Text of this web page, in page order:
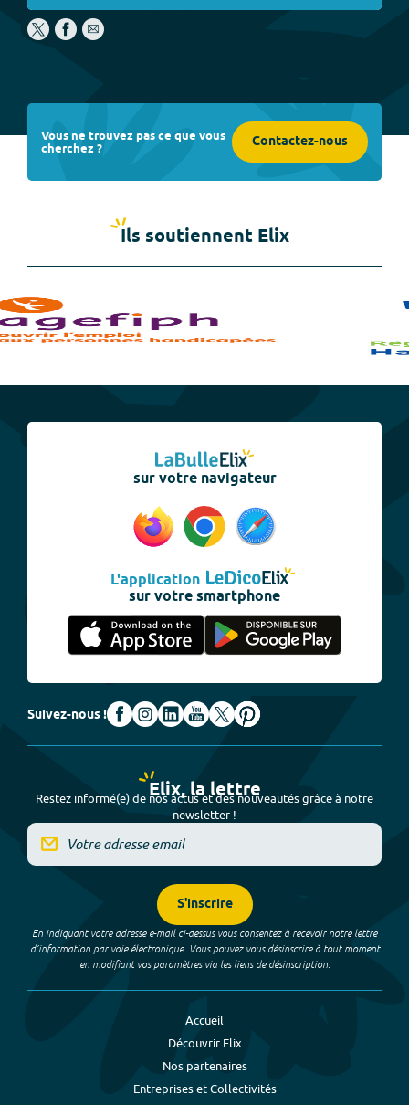
Vous ne trouvez pas ce que vous
cherchez ? Contactez-nous
Ils soutiennent Elix
sur votre navigateur
L'application
sur votre smartphone
Suivez-nous !
Elix, la lettre
Restez informé(e) de nos actus et des nouveautés grâce à notre
newsletter !
S'inscrire
En indiquant votre adresse e-mail ci-dessus vous consentez à recevoir notre lettre
d’information par voie électronique. Vous pouvez vous désinscrire à tout moment
en modifiant vos paramètres via les liens de désinscription.
Accueil
Découvrir Elix
Nos partenaires
Entreprises et Collectivités